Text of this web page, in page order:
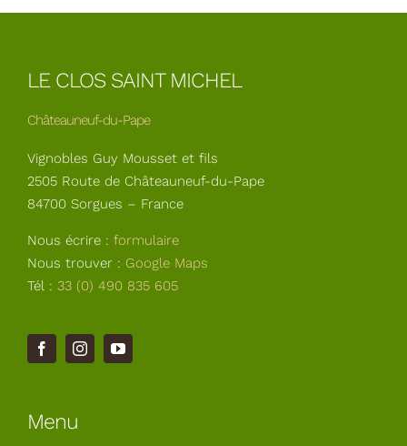
LE CLOS SAINT MICHEL
Châteauneuf-du-Pape
Vignobles Guy Mousset et fils
2505 Route de Châteauneuf-du-Pape
84700 Sorgues – France
Nous écrire : formulaire
Nous trouver : Google Maps
Tél : 33 (0) 490 835 605
Menu